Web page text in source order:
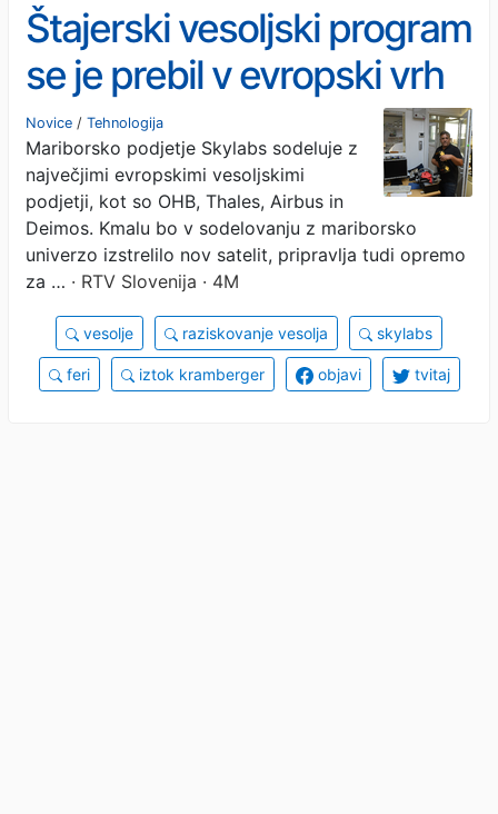
Štajerski vesoljski program
se je prebil v evropski vrh
Novice / Tehnologija
Mariborsko podjetje Skylabs sodeluje z
največjimi evropskimi vesoljskimi
podjetji, kot so OHB, Thales, Airbus in
Deimos. Kmalu bo v sodelovanju z mariborsko
univerzo izstrelilo nov satelit, pripravlja tudi opremo
za … · RTV Slovenija · 4M
vesolje raziskovanje vesolja skylabs
feri iztok kramberger objavi tvitaj